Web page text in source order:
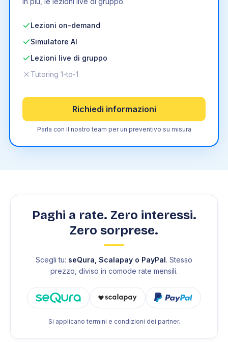
Lezioni on-demand
Simulatore AI
Lezioni live di gruppo
Tutoring 1-to-1
Richiedi informazioni
Parla con il nostro team per un preventivo su misura
Paghi a rate. Zero interessi.
Zero sorprese.
Scegli tu: seQura, Scalapay o PayPal. Stesso
prezzo, diviso in comode rate mensili.
Si applicano termini e condizioni dei partner.